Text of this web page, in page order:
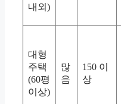
내외)
대형
주택
(60평
이상)
많
음
150 이
상